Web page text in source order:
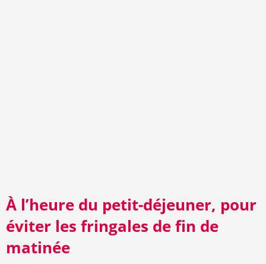
À l’heure du petit-déjeuner, pour
éviter les fringales de fin de
matinée